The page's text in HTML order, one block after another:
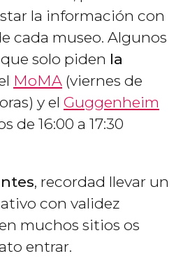
la información con
cada museo. Algunos
solo piden la
MoMA (viernes de
y el Guggenheim
de 16:00 a 17:30
, recordad llevar un
con validez
muchos sitios os
entrar.